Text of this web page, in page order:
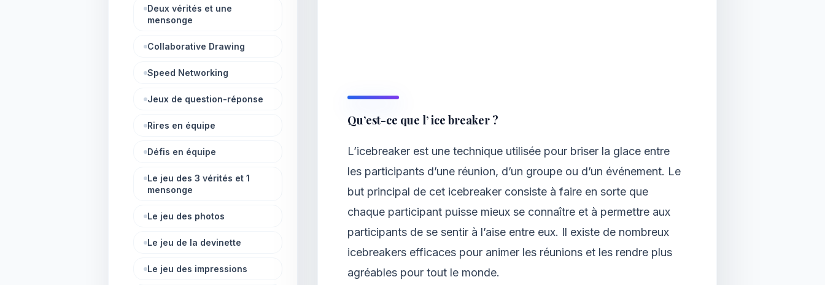
Deux vérités et une
mensonge
Collaborative Drawing
Speed Networking
Jeux de question-réponse
Rires en équipe
Défis en équipe
Le jeu des 3 vérités et 1
mensonge
Le jeu des photos
Le jeu de la devinette
Le jeu des impressions
Qu’est-ce que l’ ice breaker ?
L’icebreaker est une technique utilisée pour briser la glace entre
les participants d’une réunion, d’un groupe ou d’un événement. Le
but principal de cet icebreaker consiste à faire en sorte que
chaque participant puisse mieux se connaître et à permettre aux
participants de se sentir à l’aise entre eux. Il existe de nombreux
icebreakers efficaces pour animer les réunions et les rendre plus
agréables pour tout le monde.